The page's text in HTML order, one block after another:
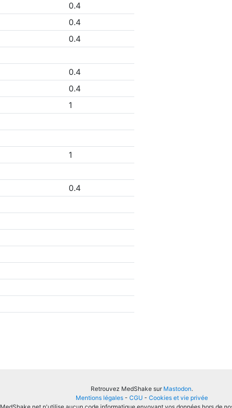
0.4
0.4
0.4
0.4
0.4
1
1
0.4
Retrouvez MedShake sur Mastodon.
Mentions légales - CGU - Cookies et vie privée